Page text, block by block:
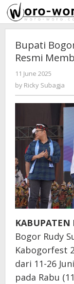
Skip
to
content
Bupati
Resmi
11 June 2025
Ricky
by Ricky Subagja
KABUPATEN
Bogor Rudy
Kabogorfest
dari 11-26
pada Rabu